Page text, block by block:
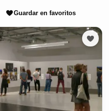
Guardar en favoritos